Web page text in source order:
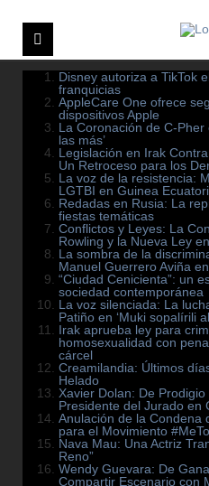
Disney autoriza a TikTok
franquicias
AppleCare One ofrece
dispositivos Apple
La Coronación de C-Pher
las más’
Legislación en Irak
Un Retroceso para los
La voz de la resistencia:
LGTBI en Guinea
Redadas en Rusia: La
fiestas temáticas
Conflictos y Leyes: La
Rowling y la Nueva Ley
La sombra de la
Manuel Guerrero Aviña
“Ciudad Cenicienta”: un
sociedad contemporánea
La voz silenciada: La
Patiño en ‘Muki sopalírili
Irak aprueba ley para
homosexualidad con
cárcel
Creamilandia: Últimos
Helado
Xavier Dolan: De
Presidente del Jurado en
Anulación de la Condena
para el Movimiento
Nava Mau: Una Actriz
Reno”
Wendy Guevara: De
Compartir Escenario con